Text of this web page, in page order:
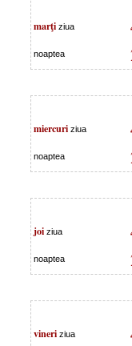
marţi ziua
noaptea
miercuri ziua
noaptea
joi ziua
noaptea
vineri ziua